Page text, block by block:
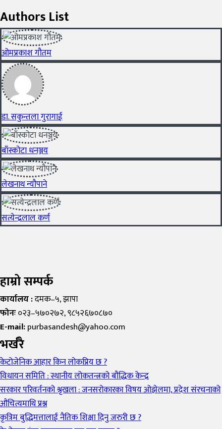
Authors List
ओमप्रकाश गौतम
डा. सकुन्तला गुरागाई
बाँस्कोटा धनञ्जय
लेखनाथ न्यौपाने
सत्येन्द्रलाल कर्ण
हाम्रो सम्पर्क
कार्यालय :दमक–५, झापा
फोनः०२३–५७०२७२, ९८५२६७०८७०
E-mail:purbasandesh@yahoo.com
भर्खरै
केटोजेनिक आहार किन लोकप्रिय छ ?
विधायन समिति : स्थानीय लोकतन्त्रको बौद्धिक केन्द्र
सरकार परिवर्तनको श्रृखला : जनसरोकारका विषय ओझेलमा, प्रदेश संरचनाको
औचित्यमाथि प्रश्न
कृत्रिम बुद्धिमत्तालाई नैतिक शिक्षा दिनु जरुरी छ ?